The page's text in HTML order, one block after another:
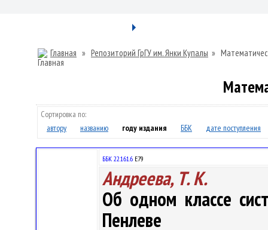
Главная » Репозиторий ГрГУ им. Янки Купалы »
Сортировка по:
автору
названию году издания ББК дате поступления
ББК 22.161.6 Е79
Андреева, Т. К.
Об одном классе
Пенлеве